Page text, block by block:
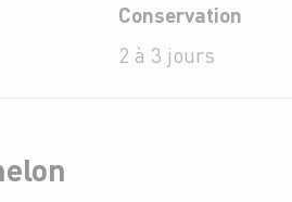
Conservation
2 à 3 jours